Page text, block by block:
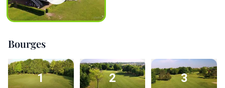
Bourges
1 2 3